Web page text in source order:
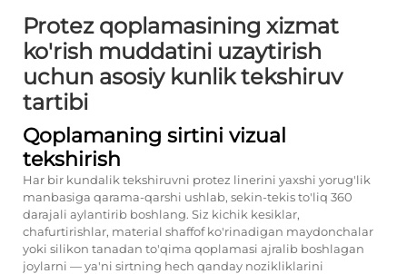
Protez qoplamasining xizmat
ko'rish muddatini uzaytirish
uchun asosiy kunlik tekshiruv
tartibi
Qoplamaning sirtini vizual
tekshirish
Har bir kundalik tekshiruvni protez linerini yaxshi yorug'lik
manbasiga qarama-qarshi ushlab, sekin-tekis to'liq 360
darajali aylantirib boshlang. Siz kichik kesiklar,
chafurtirishlar, material shaffof ko'rinadigan maydonchalar
yoki silikon tanadan to'qima qoplamasi ajralib boshlagan
joylarni — ya'ni sirtning hech qanday nozikliklarini